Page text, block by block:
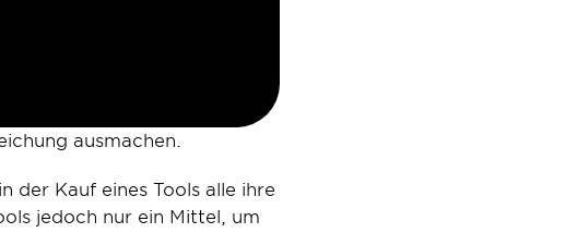
ausmachen.
der Kauf eines Tools alle ihre
jedoch nur ein Mittel, um